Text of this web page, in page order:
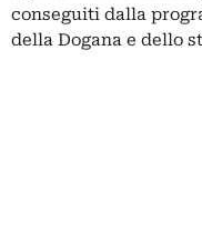
conseguiti dalla
della Dogana e dello